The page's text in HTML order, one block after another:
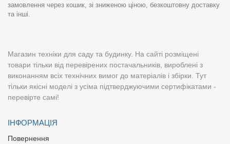
замовлення через кошик, зі зниженою ціною, безкоштовну доставку
та інші.
Магазин техніки для саду та будинку. На сайті розміщені
товари тільки від перевірених постачальників, вироблені з
виконанням всіх технічних вимог до матеріалів і збірки. Тут
тільки якісні моделі з усіма підтверджуючими сертифікатами -
перевірте самі!
ІНФОРМАЦІЯ
Повернення